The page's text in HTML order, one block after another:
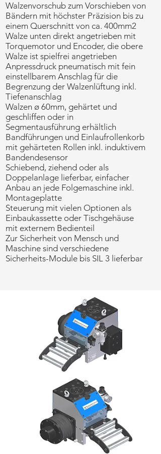
Walzenvorschub zum Vorschieben von
Bändern mit höchster Präzision bis zu
einem Querschnitt von ca. 400mm2
Walze unten direkt angetrieben mit
Torquemotor und Encoder, die obere
Walze ist spielfrei angetrieben
Anpressdruck pneumatisch mit fein
einstellbarem Anschlag für die
Begrenzung der Walzenlüftung inkl.
Tiefenanschlag
Walzen ø 60mm, gehärtet und
geschliffen oder in
Segmentausführung erhältlich
Bandführungen und Einlaufrollenkorb
mit gehärteten Rollen inkl. induktivem
Bandendesensor
Schiebend, ziehend oder als
Doppelanlage lieferbar, einfacher
Anbau an jede Folgemaschine inkl.
Montageplatte
Steuerung mit vielen Optionen als
Einbaukassette oder Tischgehäuse
mit externem Bedienteil
Zur Sicherheit von Mensch und
Maschine sind verschiedene
Sicherheits-Module bis SIL 3 lieferbar